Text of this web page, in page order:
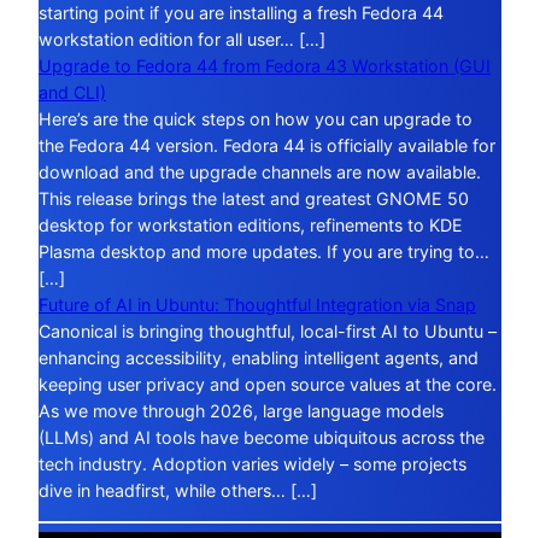
starting point if you are installing a fresh Fedora 44
workstation edition for all user… […]
Upgrade to Fedora 44 from Fedora 43 Workstation (GUI
and CLI)
Here’s are the quick steps on how you can upgrade to
the Fedora 44 version. Fedora 44 is officially available for
download and the upgrade channels are now available.
This release brings the latest and greatest GNOME 50
desktop for workstation editions, refinements to KDE
Plasma desktop and more updates. If you are trying to…
[…]
Future of AI in Ubuntu: Thoughtful Integration via Snap
Canonical is bringing thoughtful, local-first AI to Ubuntu –
enhancing accessibility, enabling intelligent agents, and
keeping user privacy and open source values at the core.
As we move through 2026, large language models
(LLMs) and AI tools have become ubiquitous across the
tech industry. Adoption varies widely – some projects
dive in headfirst, while others… […]